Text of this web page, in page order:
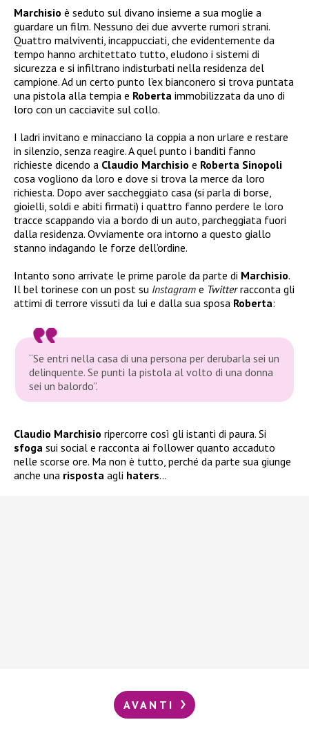
Marchisio è seduto sul divano insieme a sua moglie a
guardare un film. Nessuno dei due avverte rumori strani.
Quattro malviventi, incappucciati, che evidentemente da
tempo hanno architettato tutto, eludono i sistemi di
sicurezza e si infiltrano indisturbati nella residenza del
campione. Ad un certo punto l’ex bianconero si trova puntata
una pistola alla tempia e Roberta immobilizzata da uno di
loro con un cacciavite sul collo.
I ladri invitano e minacciano la coppia a non urlare e restare
in silenzio, senza reagire. A quel punto i banditi fanno
richieste dicendo a Claudio Marchisio e Roberta Sinopoli
cosa vogliono da loro e dove si trova la merce da loro
richiesta. Dopo aver saccheggiato casa (si parla di borse,
gioielli, soldi e abiti firmati) i quattro fanno perdere le loro
tracce scappando via a bordo di un auto, parcheggiata fuori
dalla residenza. Ovviamente ora intorno a questo giallo
stanno indagando le forze dell’ordine.
Intanto sono arrivate le prime parole da parte di Marchisio.
Il bel torinese con un post su Instagram e Twitterracconta gli
attimi di terrore vissuti da lui e dalla sua sposa Roberta:
“Se entri nella casa di una persona per derubarla sei un
delinquente. Se punti la pistola al volto di una donna
sei un balordo”.
Claudio Marchisio ripercorre così gli istanti di paura. Si
sfoga sui social e racconta ai follower quanto accaduto
nelle scorse ore. Ma non è tutto, perché da parte sua giunge
anche una risposta agli haters…
AVANTI